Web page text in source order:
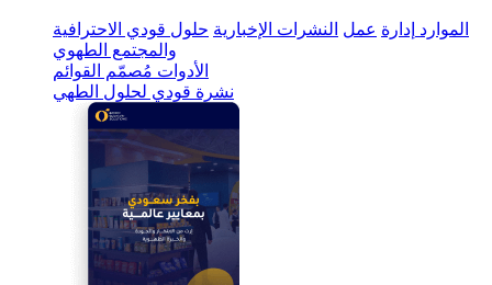
الموارد إدارة عمل النشرات الإخبارية حلول قودي الاحترافية
والمجتمع الطهوي
الأدوات مُصمّم القوائم
نشرة قودي لحلول الطهي